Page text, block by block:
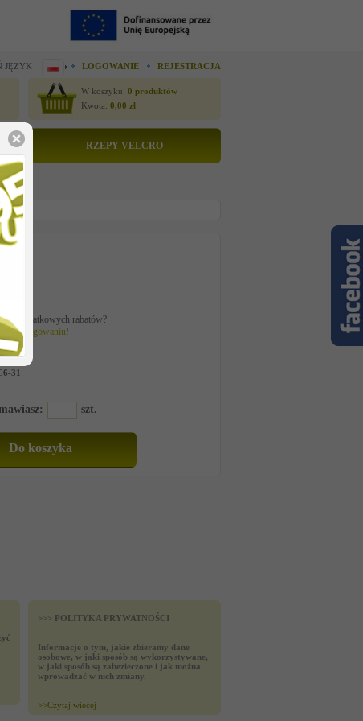
JĘZYK LOGOWANIE REJESTRACJA
W koszyku: 0 produktów
Kwota: 0,00 zł
RZEPY VELCRO
z dodatkowych rabatów?
pozalogowaniu!
31
szt.
>>> POLITYKA PRYWATNOŚCI
Informacje o tym, jakie zbieramy dane
osobowe, w jaki sposób są wykorzystywane,
w jaki sposób są zabezieczone i jak można
wprowadzać w nich zmiany.
>>Czytaj wiecej